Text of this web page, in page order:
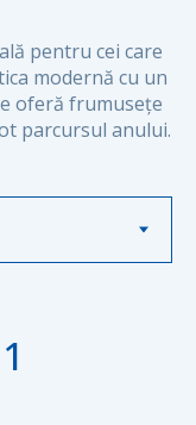
pentru cei care
modernă cu un
oferă frumusețe
parcursul anului.